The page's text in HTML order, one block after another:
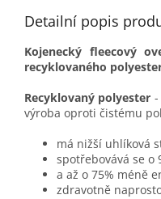
Detailní popis
Kojenecký fleecový
recyklovaného
Recyklovaný polyester -
výroba oproti čistému
má nižší uhlíková
spotřebovává se o
a až o 75% méně
zdravotně